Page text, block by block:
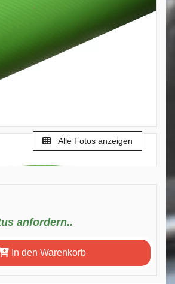
Alle Fotos anzeigen
anfordern..
In den Warenkorb